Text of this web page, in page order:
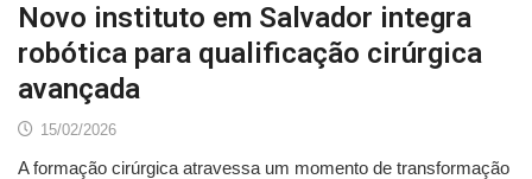
Novo instituto em Salvador integra
robótica para qualificação cirúrgica
avançada
15/02/2026
A formação cirúrgica atravessa um momento de transformação